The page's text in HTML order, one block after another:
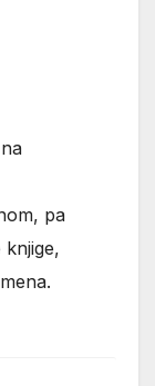
pa
knjige,